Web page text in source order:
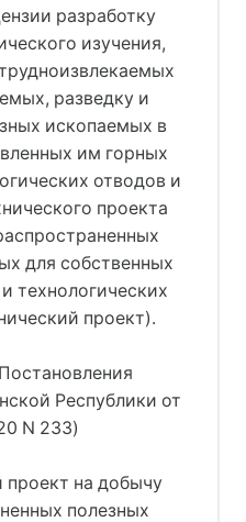
разработку
изучения,
разведку и
ископаемых в
им горных
отводов и
проекта
для собственных
технологических
проект).
Республики от
N 233)
проект на добычу
полезных